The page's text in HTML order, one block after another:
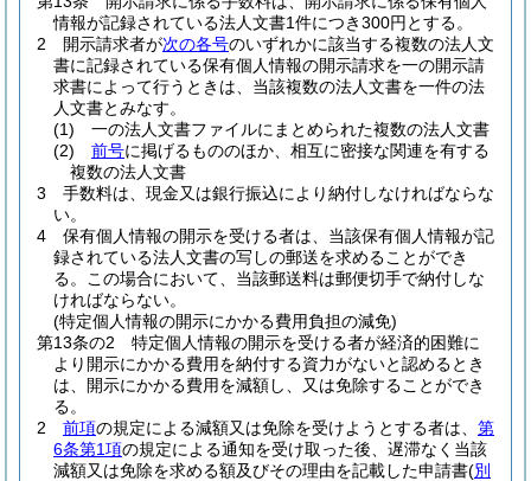
情報が記録されている法人文書1件につき300円とする。
2
開示請求者が次の各号のいずれかに該当する複数の法人文
書に記録されている保有個人情報の開示請求を一の開示請
求書によって行うときは、当該複数の法人文書を一件の法
人文書とみなす。
(1)
一の法人文書ファイルにまとめられた複数の法人文書
(2)
前号に掲げるもののほか、相互に密接な関連を有する
複数の法人文書
3
手数料は、現金又は銀行振込により納付しなければならな
い。
4
保有個人情報の開示を受ける者は、当該保有個人情報が記
録されている法人文書の写しの郵送を求めることができ
る。
この場合において、当該郵送料は郵便切手で納付しな
ければならない。
(特定個人情報の開示にかかる費用負担の減免)
第13条の2
特定個人情報の開示を受ける者が経済的困難に
より開示にかかる費用を納付する資力がないと認めるとき
は、開示にかかる費用を減額し、又は免除することができ
る。
2
前項の規定による減額又は免除を受けようとする者は、 第
6条第1項の規定による通知を受け取った後、遅滞なく当該
減額又は免除を求める額及びその理由を記載した申請書(別